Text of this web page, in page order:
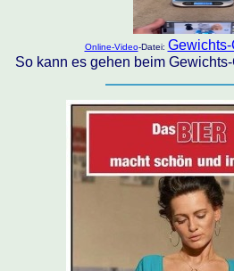
Online-Video-Datei:
So kann es gehen beim